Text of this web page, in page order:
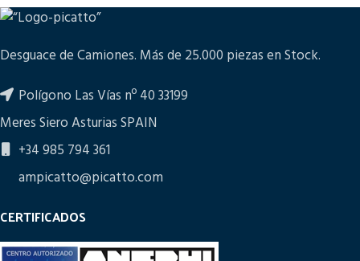
Desguace de Camiones. Más de 25.000 piezas en Stock.
Polígono Las Vías nº 40 33199
Meres Siero Asturias SPAIN
+34 985 794 361
ampicatto@picatto.com
CERTIFICADOS